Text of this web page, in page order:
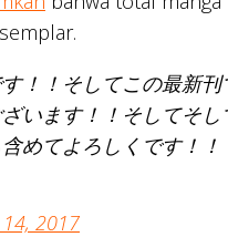
！！そしてこの最新
います！！そしてそ
めてよろしくです！！
2017